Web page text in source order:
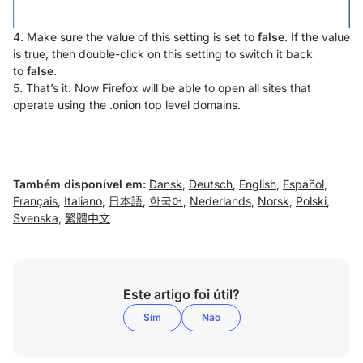
4. Make sure the value of this setting is set to false. If the value
is true, then double-click on this setting to switch it back
to false.
5. That’s it. Now Firefox will be able to open all sites that
operate using the .onion top level domains.
Também disponível em: Dansk, Deutsch, English, Español,
Français, Italiano, 日本語, 한국어 , Nederlands, Norsk, Polski,
Svenska, 繁體中文
Este artigo foi útil?
Sim Não